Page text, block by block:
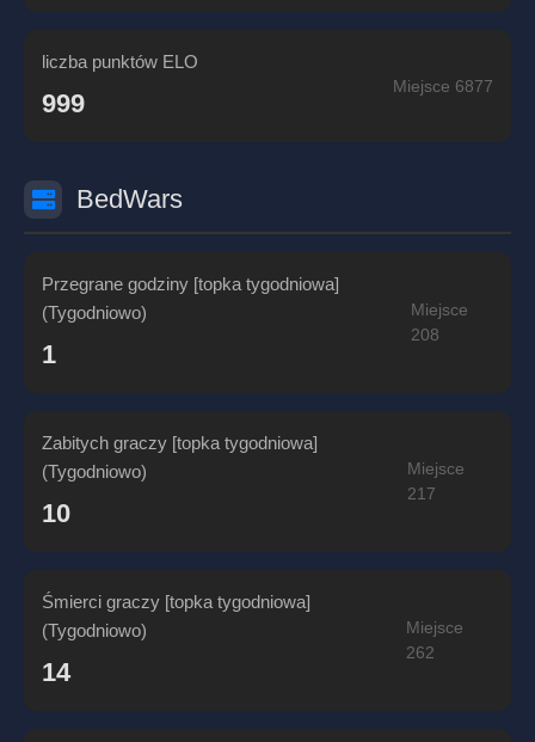
liczba punktów ELO
999
Miejsce 6877
BedWars
Przegrane godziny [topka tygodniowa]
(Tygodniowo)
1
Miejsce
208
Zabitych graczy [topka tygodniowa]
(Tygodniowo)
10
Miejsce
217
Śmierci graczy [topka tygodniowa]
(Tygodniowo)
14
Miejsce
262